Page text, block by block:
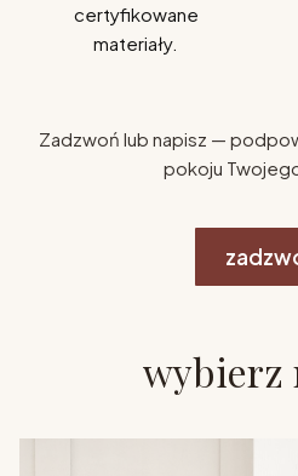
certyfikowane
materiały.
Zadzwoń lub napisz —
pokoju
wybierz